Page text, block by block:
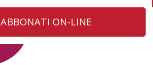
ABBONATI ON-LINE